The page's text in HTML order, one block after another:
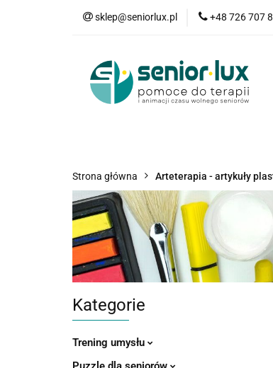
sklep@seniorlux.pl +48 726 707
Strona główna Arteterapia - artykuły
Kategorie
Trening umysłu